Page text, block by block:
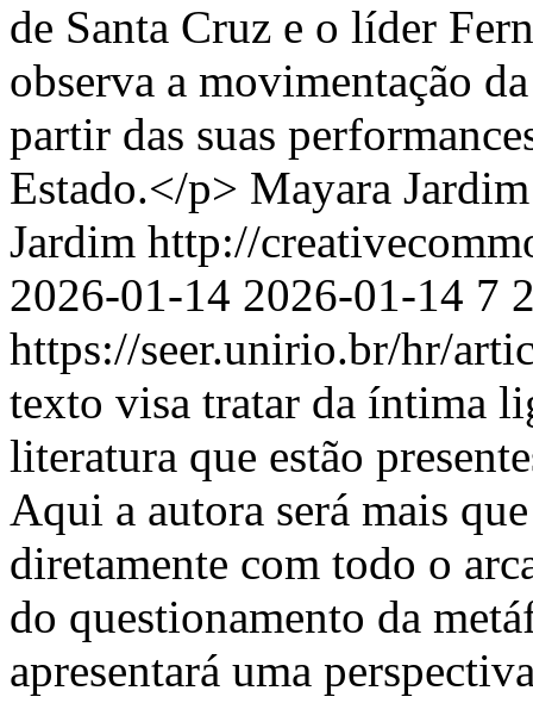
de Santa Cruz e o líder
observa a movimentação
partir das suas
Estado.</p> Mayara Jardim
Jardim http://
2026-01-14 2026-01-14 7
https://seer.unirio.br/hr/
texto visa tratar da íntima
literatura que estão
Aqui a autora será mais
diretamente com todo o
do questionamento da
apresentará uma